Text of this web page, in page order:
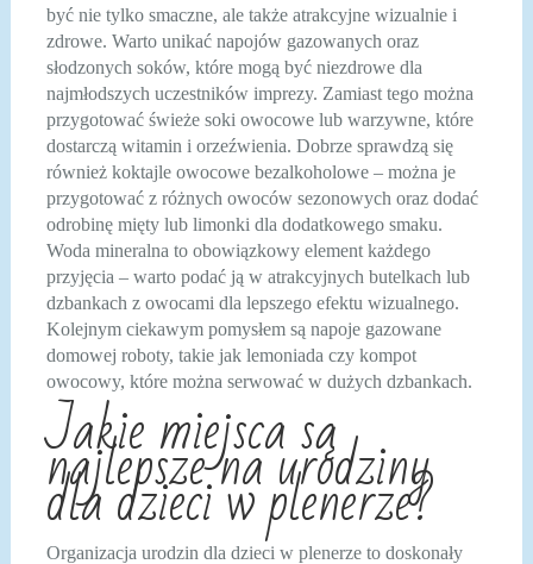
być nie tylko smaczne, ale także atrakcyjne wizualnie i
zdrowe. Warto unikać napojów gazowanych oraz
słodzonych soków, które mogą być niezdrowe dla
najmłodszych uczestników imprezy. Zamiast tego można
przygotować świeże soki owocowe lub warzywne, które
dostarczą witamin i orzeźwienia. Dobrze sprawdzą się
również koktajle owocowe bezalkoholowe – można je
przygotować z różnych owoców sezonowych oraz dodać
odrobinę mięty lub limonki dla dodatkowego smaku.
Woda mineralna to obowiązkowy element każdego
przyjęcia – warto podać ją w atrakcyjnych butelkach lub
dzbankach z owocami dla lepszego efektu wizualnego.
Kolejnym ciekawym pomysłem są napoje gazowane
domowej roboty, takie jak lemoniada czy kompot
owocowy, które można serwować w dużych dzbankach.
Jakie miejsca są
najlepsze na urodziny
dla dzieci w plenerze?
Organizacja urodzin dla dzieci w plenerze to doskonały